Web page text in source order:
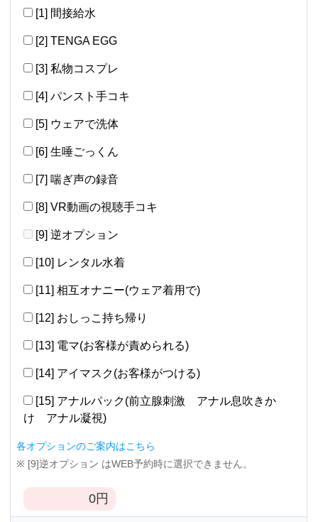
[1] 間接給水
[2] TENGA EGG
[3] 私物コスプレ
[4] パンスト手コキ
[5] ウェアで洗体
[6] 生唾ごっくん
[7] 喘ぎ声の録音
[8] VR動画の視聴手コキ
[9] 逆オプション
[10] レンタル水着
[11] 相互オナニー(ウェア着用で)
[12] おしっこ持ち帰り
[13] 電マ(お客様が責められる)
[14] アイマスク(お客様がつける)
[15] アナルパック(前立腺刺激 アナル息吹きか
け アナル凝視)
各オプションのご案内はこちら
※ [9]逆オプション はWEB予約時に選択できません。
0円